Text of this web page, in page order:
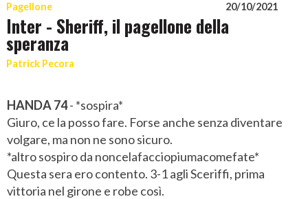
Pagellone 20/10/2021
Inter - Sheriff, il pagellone della
speranza
Patrick Pecora
HANDA 74- *sospira*
Giuro, ce la posso fare. Forse anche senza diventare
volgare, ma non ne sono sicuro.
*altro sospiro da noncelafacciopiumacomefate*
Questa sera ero contento. 3-1 agli Sceriffi, prima
vittoria nel girone e robe così.